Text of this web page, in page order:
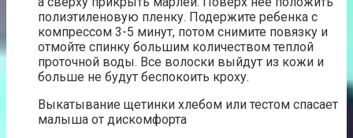
полиэтиленовую пленку. Подержите ребенка с
компрессом 3-5 минут, потом снимите повязку и
отмойте спинку большим количеством теплой
проточной воды. Все волоски выйдут из кожи и
больше не будут беспокоить кроху.
Выкатывание щетинки хлебом или тестом спасает
малыша от дискомфорта